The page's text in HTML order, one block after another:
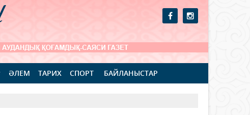
ӘЛЕМ ТАРИХ СПОРТ БАЙЛАНЫСТАР